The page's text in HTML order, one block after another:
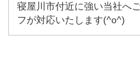
寝屋川市付近に強い当社へ
フが対応いたします(^o^)